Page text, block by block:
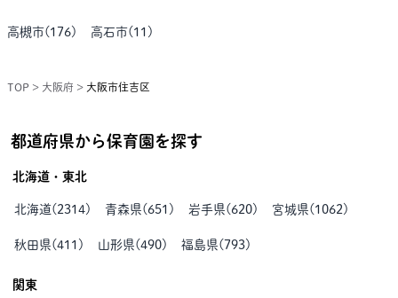
高槻市( 176) 高石市( 11 )
TOP > 大阪府 > 大阪市住吉区
都道府県から保育園を探す
北海道・東北
北海道( 2314) 青森県( 651 ) 岩手県( 620) 宮城県( 1062 )
秋田県(411 ) 山形県(490) 福島県( 793)
関東